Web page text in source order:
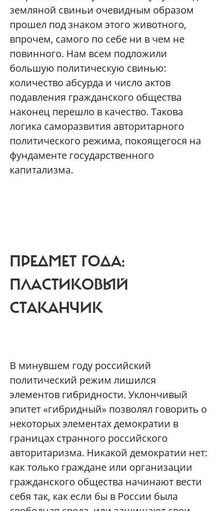
земляной свиньи очевидным образом
прошел под знаком этого животного,
впрочем, самого по себе ни в чем не
повинного. Нам всем подложили
большую политическую свинью:
количество абсурда и число актов
подавления гражданского общества
наконец перешло в качество. Такова
логика саморазвития авторитарного
политического режима, покоящегося на
фундаменте государственного
капитализма.
ПРЕДМЕТ ГОДА:
ПЛАСТИКОВЫЙ
СТАКАНЧИК
В минувшем году российский
политический режим лишился
элементов гибридности. Уклончивый
эпитет «гибридный» позволял говорить о
некоторых элементах демократии в
границах странного российского
авторитаризма. Никакой демократии нет:
как только граждане или организации
гражданского общества начинают вести
себя так, как если бы в России была